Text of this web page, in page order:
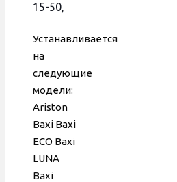
15-50,
пластиковой
гидрогруппой,
59765003
Устанавливается
на
следующие
модели:
Ariston
Baxi Baxi
ECO Baxi
LUNA
Baxi